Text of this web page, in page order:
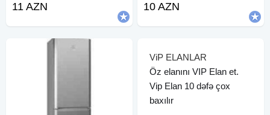
11 AZN 10 AZN
ViP ELANLAR
Öz elanını VIP Elan et.
Vip Elan 10 dəfə çox
baxılır